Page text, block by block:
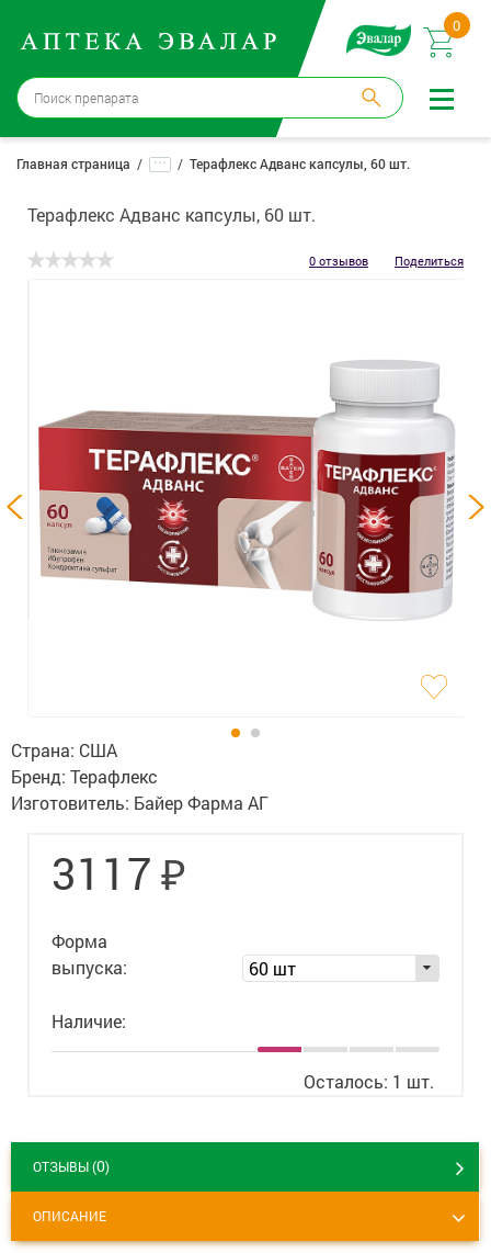
0
Бийск→ 15 аптек
Войти |
Доставка и оплата
Косметика
Гигиена
Изделия медицинского назначения
Ортопедия
Мама и малыш
Витамины и БАД
Скидки и акции
Главная страница ... Терафлекс Адванс капсулы, 60 шт.
Терафлекс Адванс капсулы, 60 шт.
0 отзывов Поделиться
Страна: США
Бренд: Терафлекс
Изготовитель: Байер Фарма АГ
3117₽
Форма
выпуска:
60 шт
Наличие:
Осталось: 1 шт.
ОТЗЫВЫ (0)
ОПИСАНИЕ